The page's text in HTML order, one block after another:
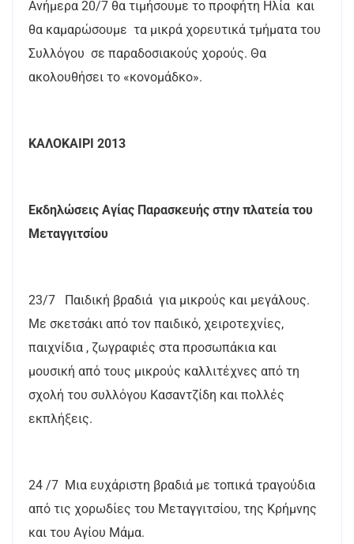
Ανήμερα 20/7 θα τιμήσουμε το προφήτη Ηλία και
θα καμαρώσουμε τα μικρά χορευτικά τμήματα του
Συλλόγου σε παραδοσιακούς χορούς. Θα
ακολουθήσει το «κονομάδκο».
ΚΑΛΟΚΑΙΡΙ 2013
Εκδηλώσεις Αγίας Παρασκευής στην πλατεία του
Μεταγγιτσίου
23/7 Παιδική βραδιά για μικρούς και μεγάλους.
Με σκετσάκι από τον παιδικό, χειροτεχνίες,
παιχνίδια , ζωγραφιές στα προσωπάκια και
μουσική από τους μικρούς καλλιτέχνες από τη
σχολή του συλλόγου Κασαντζίδη και πολλές
εκπλήξεις.
24 /7 Μια ευχάριστη βραδιά με τοπικά τραγούδια
από τις χορωδίες του Μεταγγιτσίου, της Κρήμνης
και του Αγίου Μάμα.